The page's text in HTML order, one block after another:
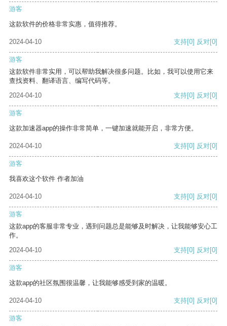
游客
这款软件的价格非常实惠，值得推荐。
2024-04-10 支持[0] 反对[0]
游客
这款软件非常实用，可以帮助我解决很多问题。比如，我可以使用它来
查找资料、翻译语言、编写代码等。
2024-04-10
支持[0] 反对[0]
游客
这款加速器app的操作非常简单，一键加速就能开启，非常方便。
2024-04-10 支持[0] 反对[0]
游客
我喜欢这个软件 作者加油
2024-04-10 支持[0] 反对[0]
游客
这款app的客服非常专业，遇到问题总是能够及时解决，让我能够安心工
作。
2024-04-10
支持[0] 反对[0]
游客
这款app的社区氛围很温馨，让我能够感受到家的温暖。
2024-04-10 支持[0] 反对[0]
游客